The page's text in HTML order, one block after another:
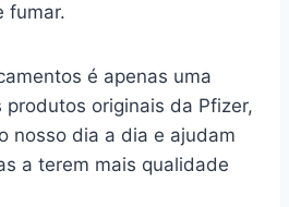
fumar.
é apenas uma
originais da Pfizer,
nosso dia a dia e ajudam
a terem mais qualidade